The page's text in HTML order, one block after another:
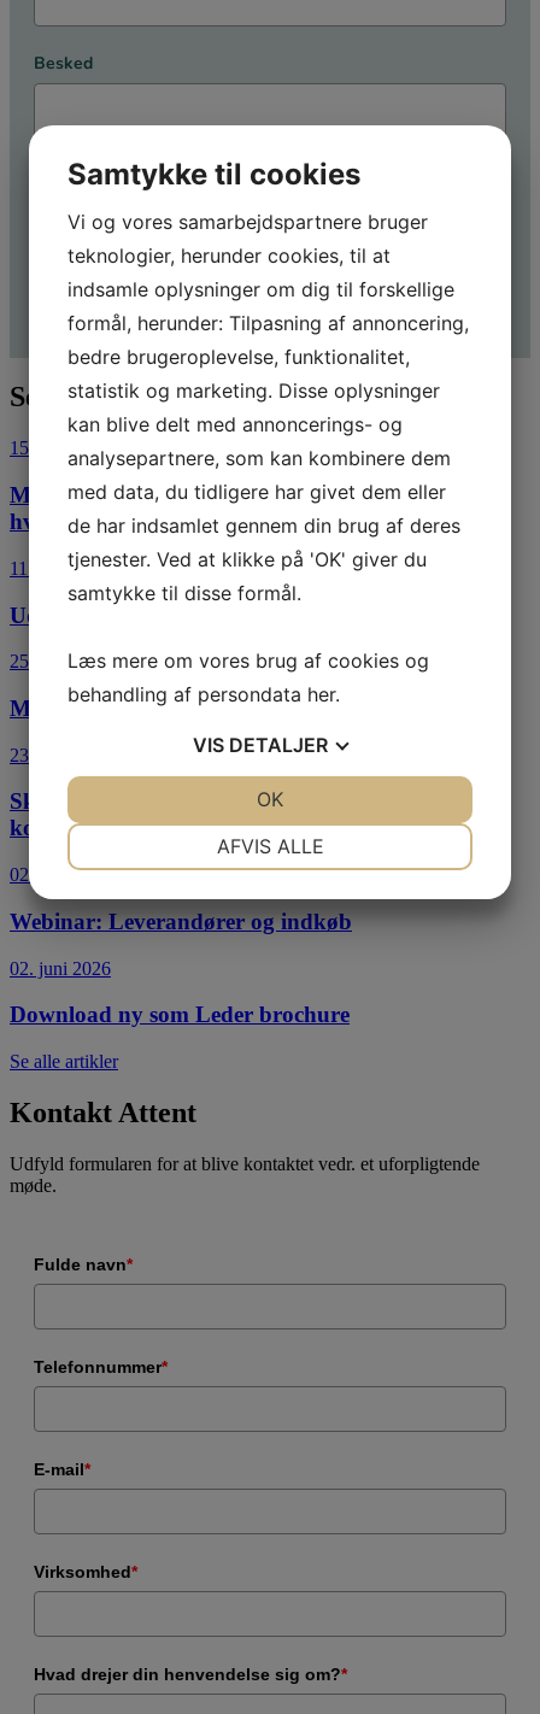
Besked
Send
Seneste artikler.
15. juli 2026
Morgenseminar: Bliv klar til de nye EU-regler om
hvidvask
11. juli 2026
Udlejningsaktiviteter i virksomhedsordningen
25. juni 2026
Mini e-bog: Ny Leder
23. juni 2026
Skatter og afgifter i regeringsgrundlaget – hen til
kommoden og tilbage igen
02. juni 2026
Webinar: Leverandører og indkøb
02. juni 2026
Download ny som Leder brochure
Se alle artikler
Kontakt Attent
Udfyld formularen for at blive kontaktet vedr. et uforpligtende
møde.
Fulde navn*
Telefonnummer*
E-mail*
Virksomhed*
Hvad drejer din henvendelse sig om?*
Samtykke til cookies
Vi og vores samarbejdspartnere bruger
teknologier, herunder cookies, til at
indsamle oplysninger om dig til forskellige
formål, herunder: Tilpasning af annoncering,
bedre brugeroplevelse, funktionalitet,
statistik og marketing. Disse oplysninger
kan blive delt med annoncerings- og
analysepartnere, som kan kombinere dem
med data, du tidligere har givet dem eller
de har indsamlet gennem din brug af deres
tjenester. Ved at klikke på 'OK' giver du
samtykke til disse formål.
Læs mere om vores brug af cookies og
behandling af persondata her.
VIS DETALJER
MARKETING STATISTIK
AFVIS ALLE
OK